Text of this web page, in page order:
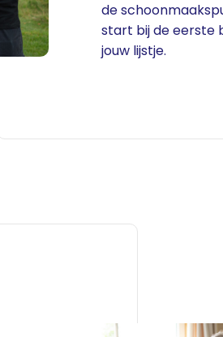
de
start bij de eerste
jouw lijstje.